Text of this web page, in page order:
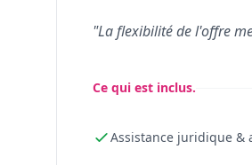
"La flexibilité de l'offre
Ce qui est inclus.
Assistance juridique &